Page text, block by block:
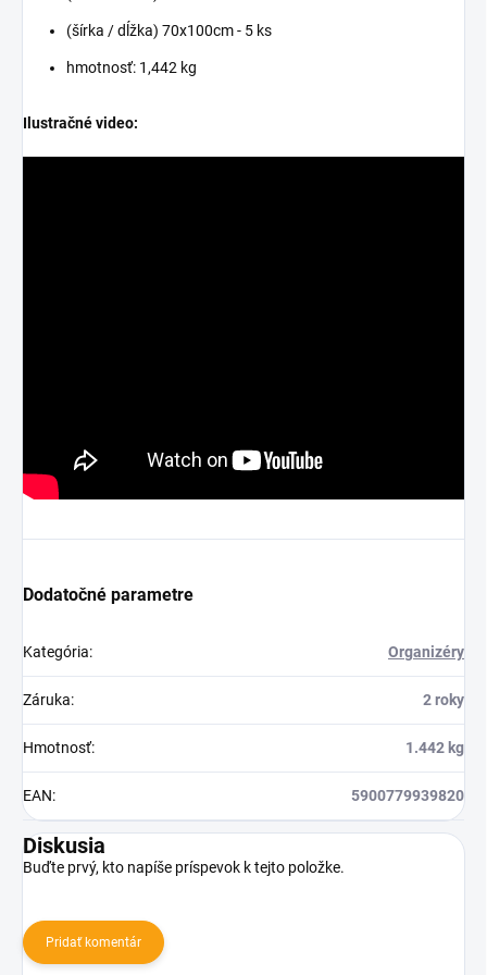
(šírka / dĺžka) 70x100cm - 5 ks
hmotnosť: 1,442 kg
Ilustračné video:
Dodatočné parametre
Kategória: Organizéry
Záruka: 2 roky
Hmotnosť: 1.442 kg
EAN: 5900779939820
Diskusia
Buďte prvý, kto napíše príspevok k tejto položke.
Pridať komentár